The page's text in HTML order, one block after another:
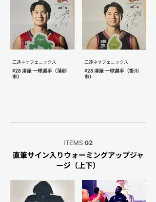
三遠ネオフェニックス
#28 津屋 一球選手（蒲郡
市）
三遠ネオフェニックス
#28 津屋 一球選手（掛川
市）
ITEMS 02
直筆サイン入りウォーミングアップジャ
ージ（上下）